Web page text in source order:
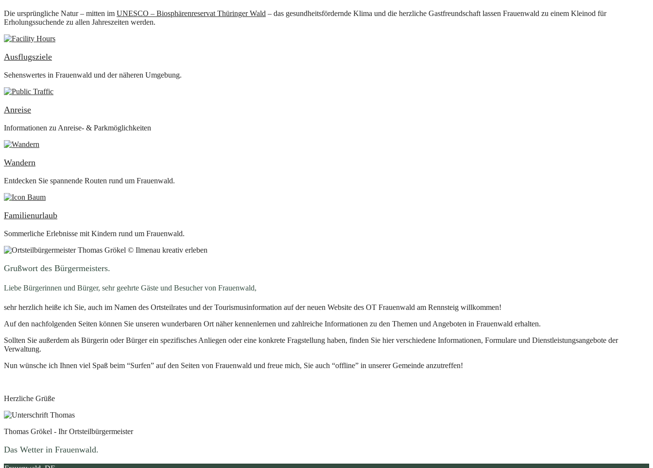
Die ursprüngliche Natur – mitten im UNESCO – Biosphärenreservat Thüringer Wald – das gesundheitsfördernde Klima und die herzliche Gastfreundschaft lassen Frauenwald zu einem Kleinod für
Erholungssuchende zu allen Jahreszeiten werden.
Ausflugsziele
Sehenswertes in Frauenwald und der näheren Umgebung.
Anreise
Informationen zu Anreise- & Parkmöglichkeiten
Wandern
Entdecken Sie spannende Routen rund um Frauenwald.
Familienurlaub
Sommerliche Erlebnisse mit Kindern rund um Frauenwald.
Grußwort des Bürgermeisters.
Liebe Bürgerinnen und Bürger, sehr geehrte Gäste und Besucher von Frauenwald,
sehr herzlich heiße ich Sie, auch im Namen des Ortsteilrates und der Tourismusinformation auf der neuen Website des OT Frauenwald am Rennsteig willkommen!
Auf den nachfolgenden Seiten können Sie unseren wunderbaren Ort näher kennenlernen und zahlreiche Informationen zu den Themen und Angeboten in Frauenwald erhalten.
Sollten Sie außerdem als Bürgerin oder Bürger ein spezifisches Anliegen oder eine konkrete Fragstellung haben, finden Sie hier verschiedene Informationen, Formulare und Dienstleistungsangebote der
Verwaltung.
Nun wünsche ich Ihnen viel Spaß beim “Surfen” auf den Seiten von Frauenwald und freue mich, Sie auch “offline” in unserer Gemeinde anzutreffen!
Herzliche Grüße
Thomas Grökel - Ihr Ortsteilbürgermeister
Das Wetter in Frauenwald.